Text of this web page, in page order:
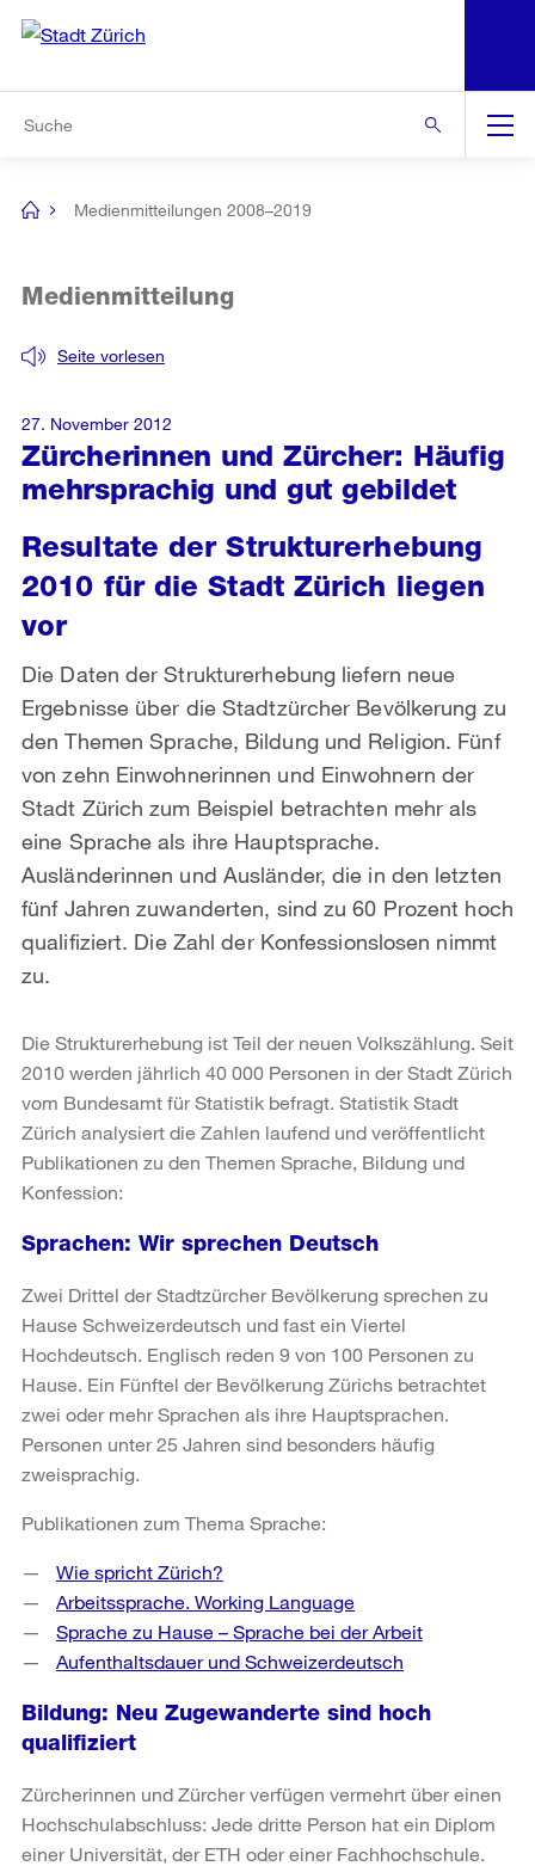
Navigation
[no
Medienmitteilungen 2008–2019
Zürcherinnen und Zürcher: Häufig
mehrsprachig und gut gebildet
Seite vorlesen
Medienmitteilung
Resultate der Strukturerhebung
2010 für die Stadt Zürich liegen
vor
Die Daten der Strukturerhebung liefern neue
Ergebnisse über die Stadtzürcher Bevölkerung zu
den Themen Sprache, Bildung und Religion. Fünf
von zehn Einwohnerinnen und Einwohnern der
Stadt Zürich zum Beispiel betrachten mehr als
eine Sprache als ihre Hauptsprache.
Ausländerinnen und Ausländer, die in den letzten
fünf Jahren zuwanderten, sind zu 60 Prozent hoch
qualifiziert. Die Zahl der Konfessionslosen nimmt
zu.
27. November 2012
Die Strukturerhebung ist Teil der neuen Volkszählung. Seit
2010 werden jährlich 40 000 Personen in der Stadt Zürich
vom Bundesamt für Statistik befragt. Statistik Stadt
Zürich analysiert die Zahlen laufend und veröffentlicht
Publikationen zu den Themen Sprache, Bildung und
Konfession:
Sprachen: Wir sprechen Deutsch
Zwei Drittel der Stadtzürcher Bevölkerung sprechen zu
Hause Schweizerdeutsch und fast ein Viertel
Hochdeutsch. Englisch reden 9 von 100 Personen zu
Hause. Ein Fünftel der Bevölkerung Zürichs betrachtet
zwei oder mehr Sprachen als ihre Hauptsprachen.
Personen unter 25 Jahren sind besonders häufig
zweisprachig.
Publikationen zum Thema Sprache:
Wie spricht Zürich?
Arbeitssprache. Working Language
Sprache zu Hause – Sprache bei der Arbeit
Aufenthaltsdauer und Schweizerdeutsch
Bildung: Neu Zugewanderte sind hoch
qualifiziert
Zürcherinnen und Zürcher verfügen vermehrt über einen
Hochschulabschluss: Jede dritte Person hat ein Diplom
einer Universität, der ETH oder einer Fachhochschule.